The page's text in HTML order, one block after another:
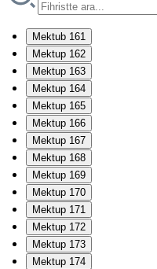
Mektub 161
Mektup 162
Mektup 163
Mektup 164
Mektup 165
Mektup 166
Mektup 167
Mektup 168
Mektup 169
Mektup 170
Mektup 171
Mektup 172
Mektup 173
Mektup 174